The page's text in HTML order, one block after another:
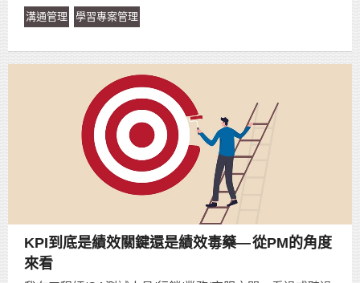
溝通管理 學習專案管理
KPI到底是績效關鍵還是績效毒藥— 從PM的角度
來看